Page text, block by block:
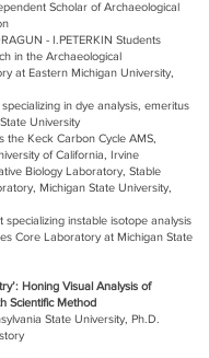
Scholar of Archaeological
- I.PETERKIN Students
in the Archaeological
at Eastern Michigan University,
in dye analysis, emeritus
University
the Keck Carbon Cycle AMS,
of California, Irvine
Biology Laboratory, Stable
Michigan State University,
specializing instable isotope analysis
Core Laboratory at Michigan State
Honing Visual Analysis of
Scientific Method
State University, Ph.D.